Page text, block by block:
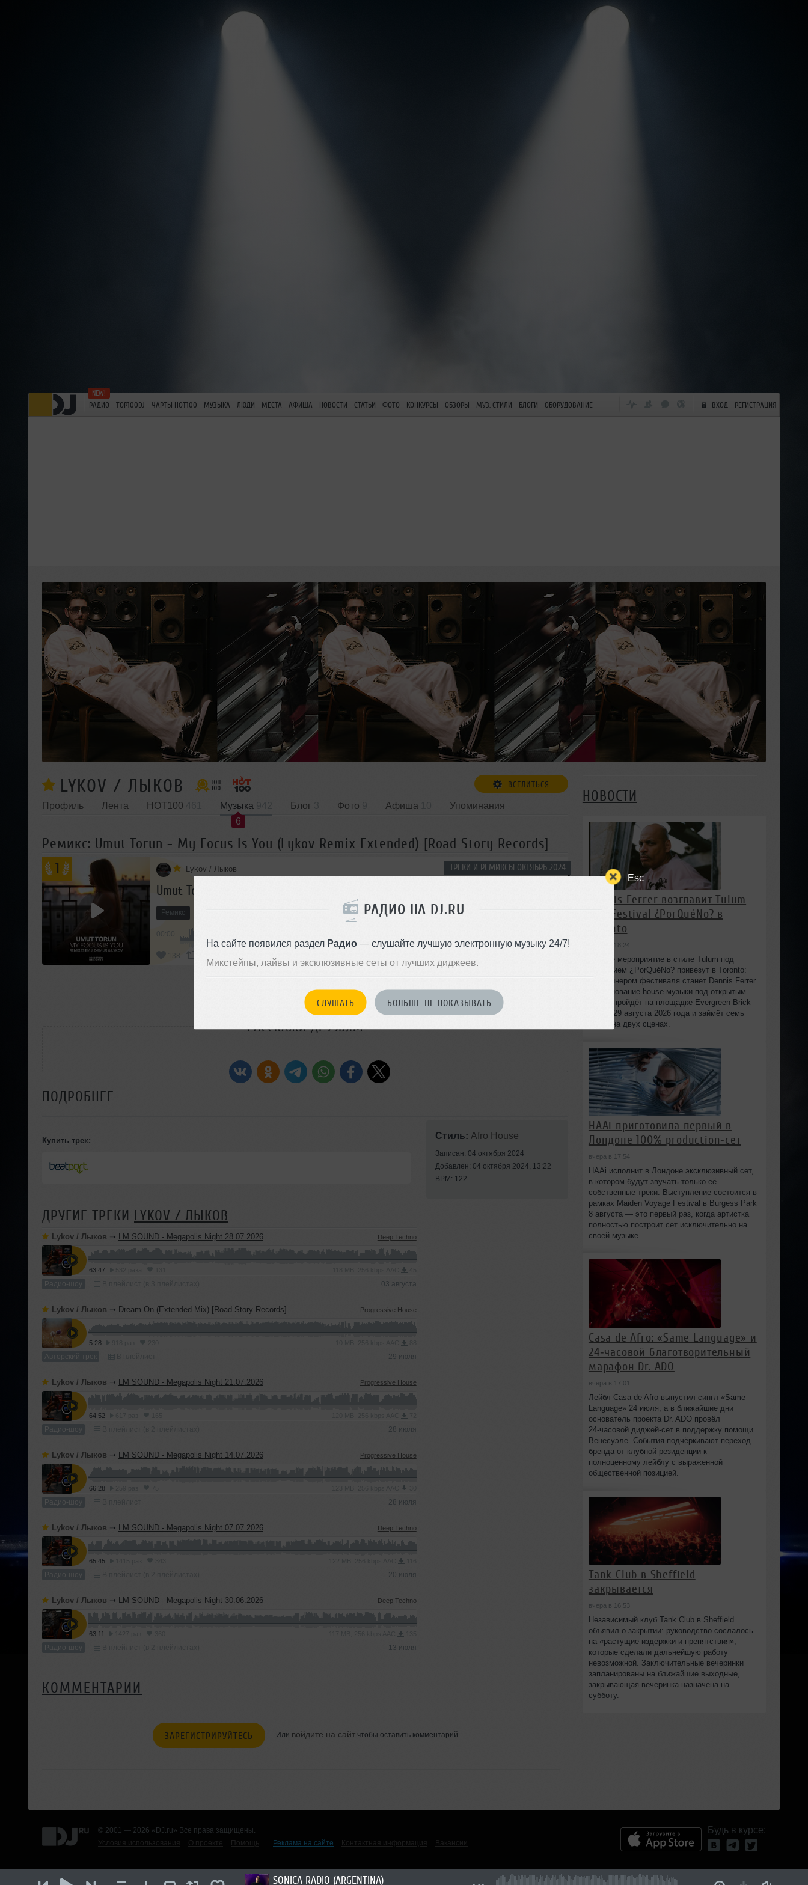
Esc
РАДИО НА DJ.RU
На сайте появился раздел Радио— слушайте лучшую электронную музыку 24/7!
Микстейпы, лайвы и эксклюзивные сеты от лучших диджеев.
СЛУШАТЬ БОЛЬШЕ НЕ ПОКАЗЫВАТЬ
SONICA RADIO (ARGENTINA)
РАДИО TOP100DJ ЧАРТЫ HOT100 МУЗЫКА ЛЮДИ МЕСТА АФИША НОВОСТИ СТАТЬИ ФОТО КОНКУРСЫ ОБЗОРЫ МУЗ. СТИЛИ БЛОГИ ОБОРУДОВАНИЕ ВХОД РЕГИСТРАЦИЯ
LYKOV / ЛЫКОВ ВСЕЛИТЬСЯ
Профиль Лента HOT100
Музыка
6
Блог Фото Афиша Упоминания
Ремикс: Umut Torun - My Focus Is You (Lykov Remix Extended) [Road Story Records]
ТРЕКИ И РЕМИКСЫ ОКТЯБРЬ 2024
1 Lykov / Лыков
Umut Torun - My Focus Is You (Lykov Remix Extended) [Road Story Records]
Ремикс
138
ПОДДЕРЖАТЬ АРТИСТА
РАССКАЖИ ДРУЗЬЯМ
ПОДРОБНЕЕ
Купить трек:
ДРУГИЕ ТРЕКИ LYKOV / ЛЫКОВ
Lykov / Лыков ➝ LM SOUND - Megapolis Night 28.07.2026 Deep Techno
63:47
Радио-шоу 03 августа
Lykov / Лыков ➝ Dream On (Extended Mix) [Road Story Records] Progressive House
5:28
Авторский трек 29 июля
Lykov / Лыков ➝ LM SOUND - Megapolis Night 21.07.2026 Progressive House
64:52
Радио-шоу 28 июля
Lykov / Лыков ➝ LM SOUND - Megapolis Night 14.07.2026 Progressive House
66:28
Радио-шоу 28 июля
Lykov / Лыков ➝ LM SOUND - Megapolis Night 07.07.2026 Deep Techno
65:45
Радио-шоу 20 июля
Lykov / Лыков ➝ LM SOUND - Megapolis Night 30.06.2026 Deep Techno
63:11
Радио-шоу 13 июля
Стиль: Afro House
Записан: 04 октября 2024
Добавлен: 04 октября 2024, 13:22
BPM: 122
КОММЕНТАРИИ
ЗАРЕГИСТРИРУЙТЕСЬ Или войдите на сайтчтобы оставить комментарий
НОВОСТИ
Dennis Ferrer возглавит Tulum
Day Festival ¿PorQuéNo? в
Toronto
вчера в 18:24
Днёвое мероприятие в стиле Tulum под
названием ¿PorQuéNo? привезут в Toronto:
хедлайнером фестиваля станет Dennis Ferrer.
Празднование house-музыки под открытым
небом пройдёт на площадке Evergreen Brick
Works 29 августа 2026 года и займёт семь
часов на двух сценах.
HAAi приготовила первый в
Лондоне 100% production‑сет
вчера в 17:54
HAAi исполнит в Лондоне эксклюзивный сет,
в котором будут звучать только её
собственные треки. Выступление состоится в
рамках Maiden Voyage Festival в Burgess Park
8 августа — это первый раз, когда артистка
полностью построит сет исключительно на
своей музыке.
Casa de Afro: «Same Language» и
24‑часовой благотворительный
марафон Dr. ADO
вчера в 17:01
Лейбл Casa de Afro выпустил сингл «Same
Language» 24 июля, а в ближайшие дни
основатель проекта Dr. ADO провёл
24‑часовой диджей‑сет в поддержку помощи
Венесуэле. События подчёркивают переход
бренда от клубной резиденции к
полноценному лейблу с выраженной
общественной позицией.
Tank Club в Sheffield
закрывается
вчера в 16:53
Независимый клуб Tank Club в Sheffield
объявил о закрытии: руководство сослалось
на «растущие издержки и препятствия»,
которые сделали дальнейшую работу
невозможной. Заключительные вечеринки
запланированы на ближайшие выходные,
закрывающая вечеринка назначена на
субботу.
© 2001 — 2026 «DJ.ru» Все права защищены.
Условия использования
О проекте Помощь Реклама на сайте Контактная информация Вакансии
Будь в курсе: